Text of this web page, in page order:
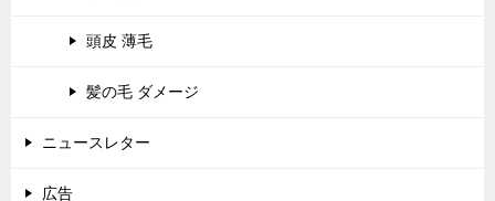
頭皮 薄毛
髪の毛 ダメージ
ニュースレター
広告